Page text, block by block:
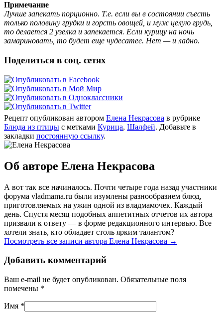
Примечание
Лучше запекать порционно. Т.е. если вы в состоянии съесть
только половину грудки и горсть овощей, и муж целую грудь,
то делается 2 узелка и запекается. Если курицу на ночь
замариновать, то будет еще чудесатее. Нет — и ладно.
Поделиться в соц. сетях
Рецепт опубликован автором Елена Некрасова в рубрике
Блюда из птицы с метками Курица, Шалфей. Добавьте в
закладки постоянную ссылку.
Об авторе Елена Некрасова
А вот так все начиналось. Почти четыре года назад участники
форума vladmama.ru были изумлены разнообразием блюд,
приготовляемых на ужин одной из владмамочек. Каждый
день. Спустя месяц подобных аппетитных отчетов их автора
призвали к ответу — в форме редакционного интервью. Все
хотели знать, кто обладает столь ярким талантом?
Посмотреть все записи автора Елена Некрасова →
Добавить комментарий
Ваш e-mail не будет опубликован. Обязательные поля
помечены *
Имя *